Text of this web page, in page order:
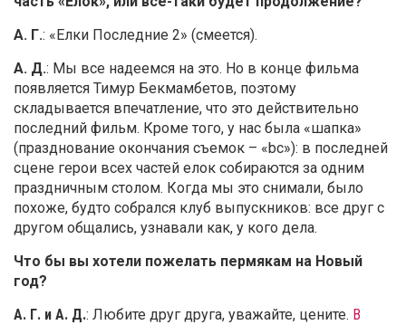
А. Г.: «Елки Последние 2» (смеется).
А. Д.: Мы все надеемся на это. Но в конце фильма
появляется Тимур Бекмамбетов, поэтому
складывается впечатление, что это действительно
последний фильм. Кроме того, у нас была «шапка»
(празднование окончания съемок – «bc»): в последней
сцене герои всех частей елок собираются за одним
праздничным столом. Когда мы это снимали, было
похоже, будто собрался клуб выпускников: все друг с
другом общались, узнавали как, у кого дела.
Что бы вы хотели пожелать пермякам на Новый
год?
А. Г. и А. Д.: Любите друг друга, уважайте, цените. В